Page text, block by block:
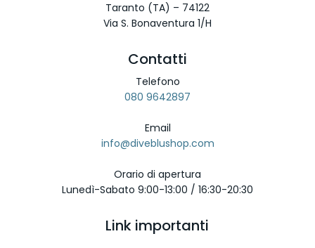
Taranto (TA) – 74122
Via S. Bonaventura 1/H
Contatti
Telefono
080 9642897
Email
info@diveblushop.com
Orario di apertura
Lunedì-Sabato 9:00-13:00 / 16:30-20:30
Link importanti